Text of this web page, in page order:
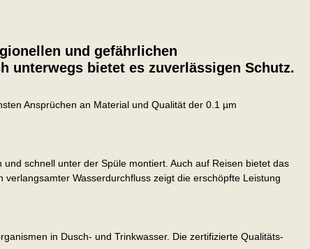
und gefährlichen
unterwegs bietet es zuverlässigen Schutz.
Ansprüchen an Material und Qualität der 0.1 µm
schnell unter der Spüle montiert. Auch auf Reisen bietet das
Wasserdurchfluss zeigt die erschöpfte Leistung
in Dusch- und Trinkwasser. Die zertifizierte Qualitäts-